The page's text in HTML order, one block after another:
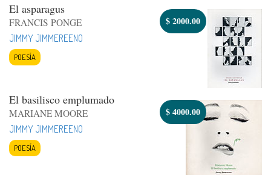
El asparagus
FRANCIS PONGE
JIMMY JIMMEREENO
POESÍA
$2000.00
El basilisco emplumado
MARIANE MOORE
JIMMY JIMMEREENO
POESÍA
$4000.00